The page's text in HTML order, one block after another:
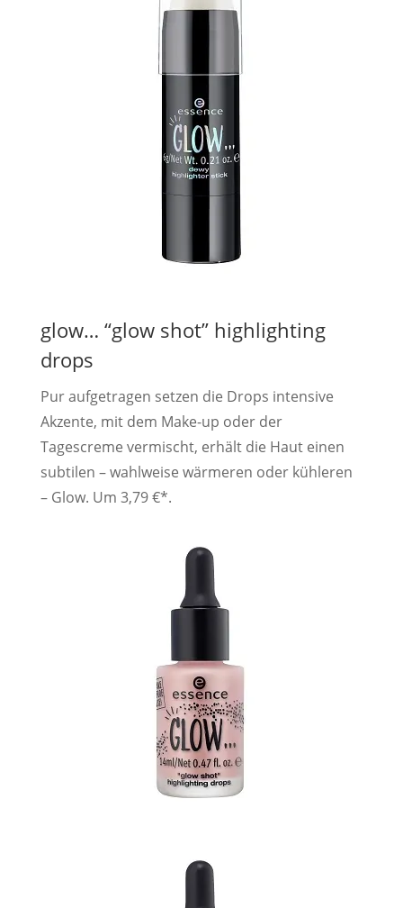
glow… “glow shot” highlighting
drops
Pur aufgetragen setzen die Drops intensive
Akzente, mit dem Make-up oder der
Tagescreme vermischt, erhält die Haut einen
subtilen – wahlweise wärmeren oder kühleren
– Glow. Um 3,79 €*.